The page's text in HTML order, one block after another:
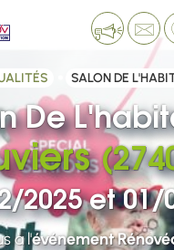
SALON DE
De
2025 et 01/
à l'événement